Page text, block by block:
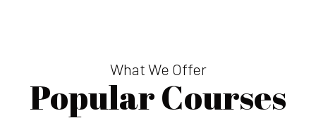
What We Offer
Popular Courses